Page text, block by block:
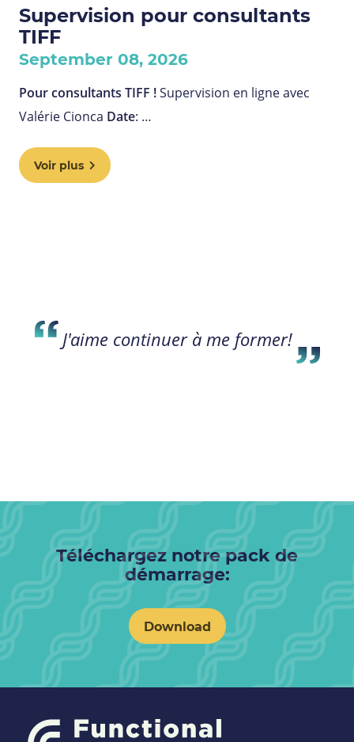
Supervision pour consultants
TIFF
September 08, 2026
Pour consultants TIFF !Supervision en ligne avec
Valérie Cionca Date: …
Voir plus
J'aime continuer à me former!
Téléchargez notre pack de
démarrage:
Download